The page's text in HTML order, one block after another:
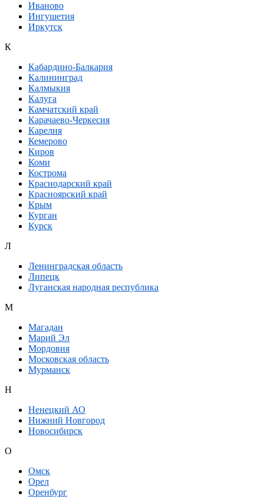
Иваново
Ингушетия
Иркутск
К
Кабардино-Балкария
Калининград
Калмыкия
Калуга
Камчатский край
Карачаево-Черкесия
Карелия
Кемерово
Киров
Коми
Кострома
Краснодарский край
Красноярский край
Крым
Курган
Курск
Л
Ленинградская область
Липецк
Луганская народная республика
М
Магадан
Марий Эл
Мордовия
Московская область
Мурманск
Н
Ненецкий АО
Нижний Новгород
Новосибирск
О
Омск
Орел
Оренбург